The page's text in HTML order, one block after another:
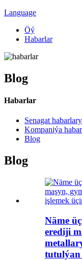
Language
Öý
Habarlar
Blog
Habarlar
Senagat habarlary
Kompaniýa
Blog
Blog
Näme
erediji
tutulýan